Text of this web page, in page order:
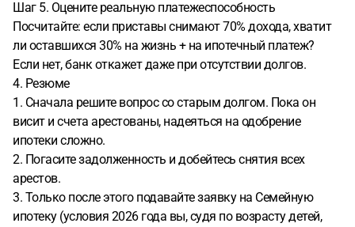
Шаг 5. Оцените реальную платежеспособность
Посчитайте: если приставы снимают 70% дохода, хватит
ли оставшихся 30% на жизнь + на ипотечный платеж?
Если нет, банк откажет даже при отсутствии долгов.
4. Резюме
1. Сначала решите вопрос со старым долгом. Пока он
висит и счета арестованы, надеяться на одобрение
ипотеки сложно.
2. Погасите задолженность и добейтесь снятия всех
арестов.
3. Только после этого подавайте заявку на Семейную
ипотеку (условия 2026 года вы, судя по возрасту детей,